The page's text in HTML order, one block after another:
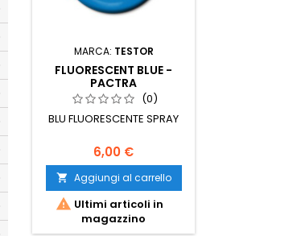
MARCA: TESTOR
FLUORESCENT BLUE -
PACTRA
(0)
BLU FLUORESCENTE SPRAY
6,00 €
 Aggiungi al carrello
 Ultimi articoli in
magazzino